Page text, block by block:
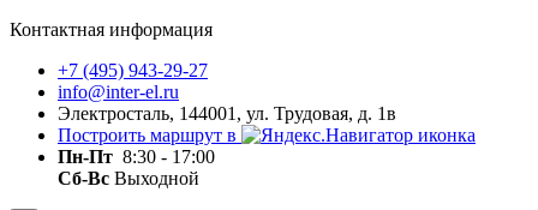
Контактная информация
+7 (495) 943-29-27
info@inter-el.ru
Электросталь, 144001, ул. Трудовая, д. 1в
Построить маршрут в
Пн-Пт 8:30 - 17:00
Сб-Вс Выходной